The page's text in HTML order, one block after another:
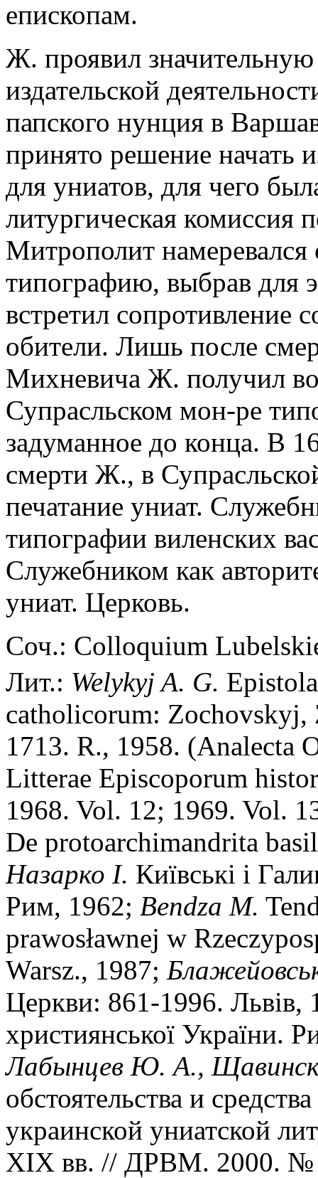
епископам.
Ж. проявил значительную
издательской
папского нунция в
принято решение начать
для униатов, для чего
литургическая комиссия
Митрополит намеревался
типографию, выбрав для
встретил сопротивление
обители. Лишь после
Михневича Ж. получил
Супрасльском мон-ре
задуманное до конца. В
смерти Ж., в
печатание униат.
типографии виленских
Служебником как
униат. Церковь.
Соч.: Colloquium
Лит.: Welykyj A. G.
catholicorum:
1713. R., 1958. (Analecta
Litterae Episcoporum
1968. Vol. 12; 1969. Vol.
De protoarchimandrita
Назарко I. Киïвськi i
Рим, 1962; Bendza M.
prawosławnej w
Warsz., 1987;
Церкви: 861-1996. Львiв,
християнськоï Украïни.
Лабынцев Ю. А.,
обстоятельства и
украинской униатской
XIX вв. // ДРВМ. 2000. №